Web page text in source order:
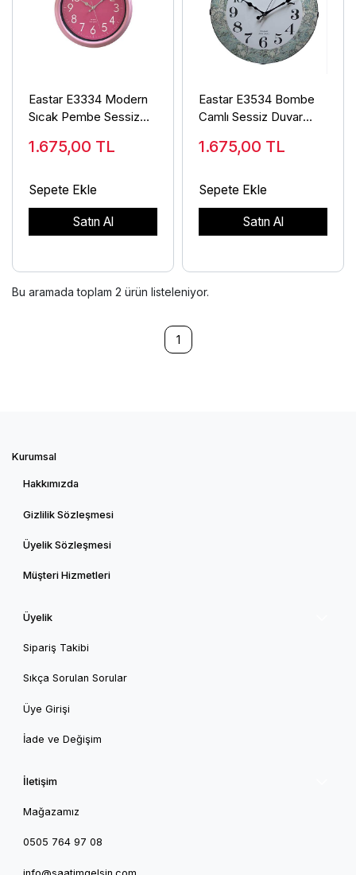
Eastar E3334 Modern
Sıcak Pembe Sessiz
1.675,00 TL
Sepete Ekle
Satın Al
Eastar E3534 Bombe
Camlı Sessiz Duvar
1.675,00 TL
Sepete Ekle
Satın Al
Bu aramada toplam 2 ürün listeleniyor.
1
Kurumsal
Hakkımızda
Gizlilik Sözleşmesi
Üyelik Sözleşmesi
Müşteri Hizmetleri
Üyelik
Sipariş Takibi
Sıkça Sorulan Sorular
Üye Girişi
İade ve Değişim
İletişim
Mağazamız
0505 764 97 08